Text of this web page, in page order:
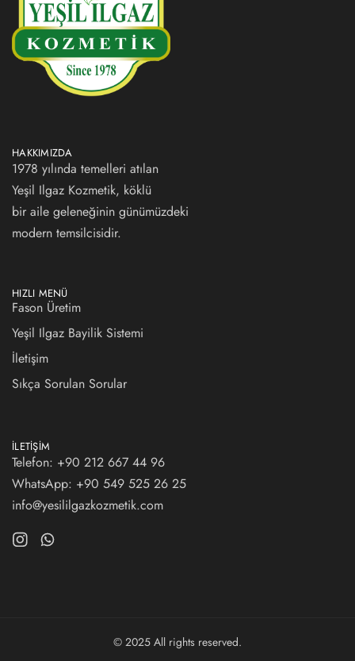
HAKKIMIZDA
1978 yılında temelleri atılan
Yeşil Ilgaz Kozmetik, köklü
bir aile geleneğinin günümüzdeki
modern temsilcisidir.
HIZLI MENÜ
Fason Üretim
Yeşil Ilgaz Bayilik Sistemi
İletişim
Sıkça Sorulan Sorular
İLETIŞIM
Telefon: +90 212 667 44 96
WhatsApp: +90 549 525 26 25
info@yesililgazkozmetik.com
© 2025 All rights reserved.